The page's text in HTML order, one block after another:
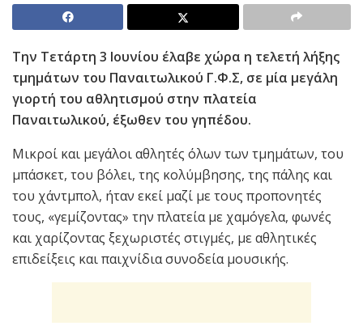
Την Τετάρτη 3 Ιουνίου έλαβε χώρα η τελετή λήξης
τμημάτων του Παναιτωλικού Γ.Φ.Σ, σε μία μεγάλη
γιορτή του αθλητισμού στην πλατεία
Παναιτωλικού, έξωθεν του γηπέδου.
Μικροί και μεγάλοι αθλητές όλων των τμημάτων, του
μπάσκετ, του βόλει, της κολύμβησης, της πάλης και
του χάντμπολ, ήταν εκεί μαζί με τους προπονητές
τους, «γεμίζοντας» την πλατεία με χαμόγελα, φωνές
και χαρίζοντας ξεχωριστές στιγμές, με αθλητικές
επιδείξεις και παιχνίδια συνοδεία μουσικής.